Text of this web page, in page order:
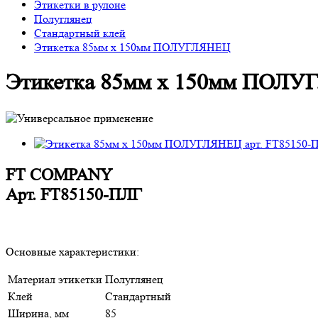
Этикетки в рулоне
Полуглянец
Стандартный клей
Этикетка 85мм х 150мм ПОЛУГЛЯНЕЦ
Этикетка 85мм х 150мм
FT COMPANY
Арт. FT85150-ПЛГ
Основные характеристики:
Материал этикетки Полуглянец
Клей
Стандартный
Ширина, мм
85